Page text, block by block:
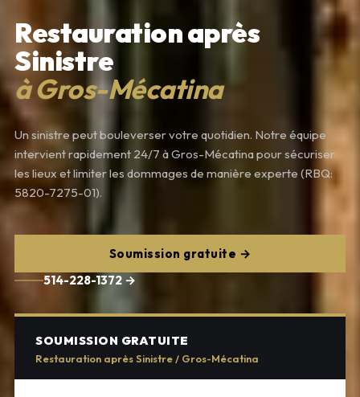
Restauration après
Sinistre
à Gros-Mécatina
Un sinistre peut bouleverser votre quotidien. Notre équipe
intervient rapidement 24/7 à Gros-Mécatina pour sécuriser
les lieux et limiter les dommages de manière experte (RBQ:
5820-7275-01).
Soumission gratuite →
514-228-1372 →
SOUMISSION GRATUITE
Restauration après Sinistre / Gros-Mécatina